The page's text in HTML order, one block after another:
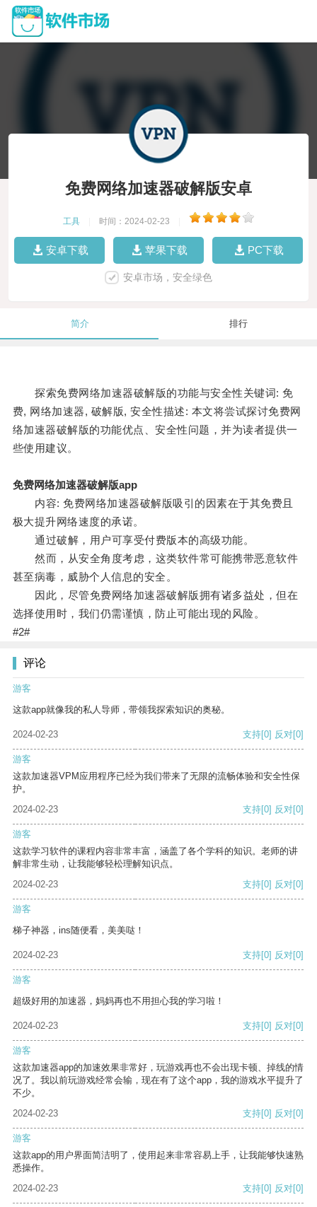
免费网络加速器破解版安卓
工具 时间：2024-02-23
安卓下载 苹果下载 PC下载
安卓市场，安全绿色
简介 排行
探索免费网络加速器破解版的功能与安全性关键词: 免
费, 网络加速器, 破解版, 安全性描述: 本文将尝试探讨免费网
络加速器破解版的功能优点、安全性问题，并为读者提供一
些使用建议。
免费网络加速器破解版app
内容: 免费网络加速器破解版吸引的因素在于其免费且
极大提升网络速度的承诺。
通过破解，用户可享受付费版本的高级功能。
然而，从安全角度考虑，这类软件常可能携带恶意软件
甚至病毒，威胁个人信息的安全。
因此，尽管免费网络加速器破解版拥有诸多益处，但在
选择使用时，我们仍需谨慎，防止可能出现的风险。
#2#
评论
游客
这款app就像我的私人导师，带领我探索知识的奥秘。
2024-02-23 支持[0] 反对[0]
游客
这款加速器VPM应用程序已经为我们带来了无限的流畅体验和安全性保
护。
2024-02-23
支持[0] 反对[0]
游客
这款学习软件的课程内容非常丰富，涵盖了各个学科的知识。老师的讲
解非常生动，让我能够轻松理解知识点。
2024-02-23
支持[0] 反对[0]
游客
梯子神器，ins随便看，美美哒！
2024-02-23 支持[0] 反对[0]
游客
超级好用的加速器，妈妈再也不用担心我的学习啦！
2024-02-23 支持[0] 反对[0]
游客
这款加速器app的加速效果非常好，玩游戏再也不会出现卡顿、掉线的情
况了。我以前玩游戏经常会输，现在有了这个app，我的游戏水平提升了
不少。
2024-02-23
支持[0] 反对[0]
游客
这款app的用户界面简洁明了，使用起来非常容易上手，让我能够快速熟
悉操作。
2024-02-23
支持[0] 反对[0]